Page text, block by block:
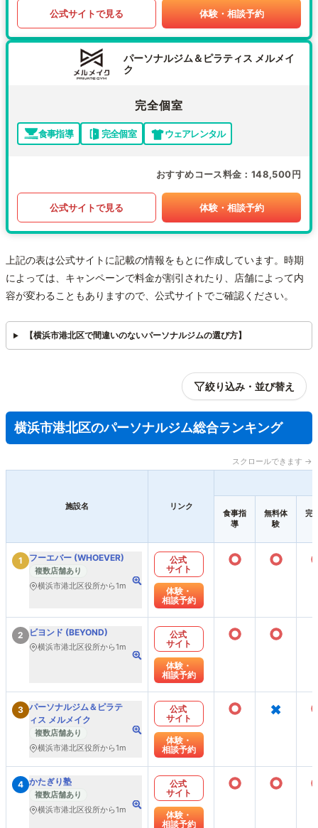
公式サイトで見る 体験・相談予約
パーソナルジム＆ピラティス メルメイ
ク
完全個室
食事指導 完全個室 ウェアレンタル
おすすめコース料金 148,500円
公式サイトで見る 体験・相談予約
上記の表は公式サイトに記載の情報をもとに作成しています。時期
によっては、キャンペーンで料金が割引されたり、店舗によって内
容が変わることもありますので、公式サイトでご確認ください。
【横浜市港北区で間違いのないパーソナルジムの選び方】
絞り込み・並び替え
横浜市港北区のパーソナルジム総合ランキング
スクロールできます →
施設名 リンク
食事指
導
無料体
験
完
1 フーエバー (WHOEVER)
複数店舗あり
横浜市港北区役所から1m
公式
サイト
体験・
相談予約
○ ○
2 ビヨンド (BEYOND)
横浜市港北区役所から1m
公式
サイト
体験・
相談予約
○ ○
3 パーソナルジム＆ピラテ
ィス メルメイク
複数店舗あり
横浜市港北区役所から1m
公式
サイト
体験・
相談予約
○ ×
4 かたぎり塾
複数店舗あり
横浜市港北区役所から1m
公式
サイト
体験・
相談予約
○ ○